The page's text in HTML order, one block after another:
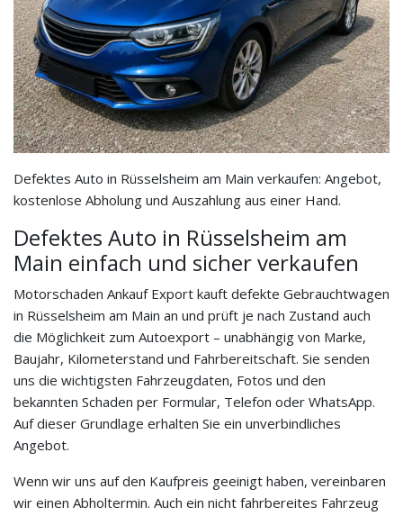
Defektes Auto in Rüsselsheim am Main verkaufen: Angebot,
kostenlose Abholung und Auszahlung aus einer Hand.
Defektes Auto in Rüsselsheim am
Main einfach und sicher verkaufen
Motorschaden Ankauf Export kauft defekte Gebrauchtwagen
in Rüsselsheim am Main an und prüft je nach Zustand auch
die Möglichkeit zum Autoexport – unabhängig von Marke,
Baujahr, Kilometerstand und Fahrbereitschaft. Sie senden
uns die wichtigsten Fahrzeugdaten, Fotos und den
bekannten Schaden per Formular, Telefon oder WhatsApp.
Auf dieser Grundlage erhalten Sie ein unverbindliches
Angebot.
Wenn wir uns auf den Kaufpreis geeinigt haben, vereinbaren
wir einen Abholtermin. Auch ein nicht fahrbereites Fahrzeug